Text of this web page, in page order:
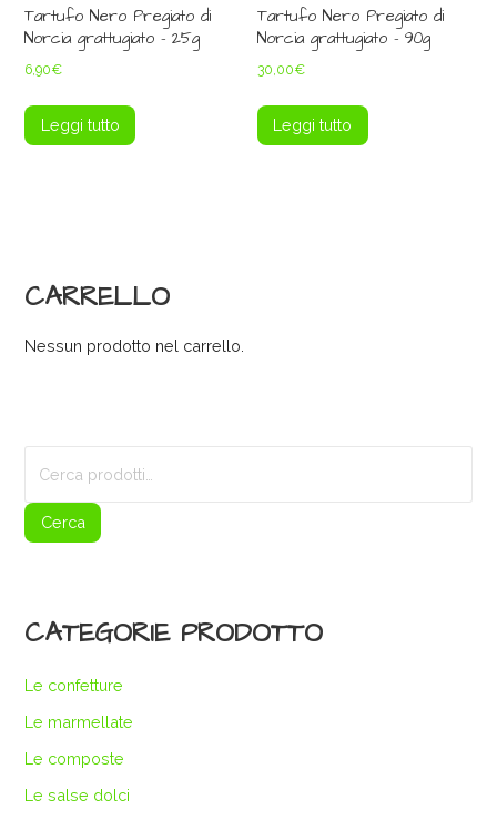
Tartufo Nero Pregiato di
Norcia grattugiato – 25g
6,90€
Leggi tutto
Tartufo Nero Pregiato di
Norcia grattugiato – 90g
30,00€
Leggi tutto
CARRELLO
Nessun prodotto nel carrello.
Cerca
CATEGORIE PRODOTTO
Le confetture
Le marmellate
Le composte
Le salse dolci